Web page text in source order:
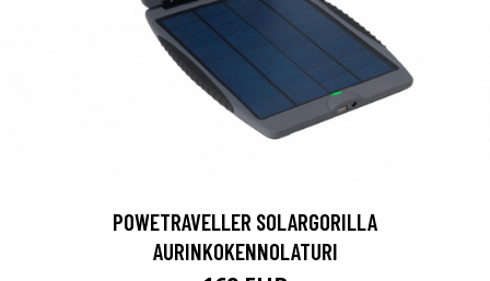
POWETRAVELLER SOLARGORILLA
AURINKOKENNOLATURI